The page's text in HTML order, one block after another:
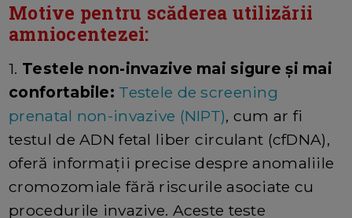
Motive pentru scăderea utilizării
amniocentezei:
1. Testele non-invazive mai sigure și mai
confortabile: Testele de screening
prenatal non-invazive (NIPT), cum ar fi
testul de ADN fetal liber circulant (cfDNA),
oferă informații precise despre anomaliile
cromozomiale fără riscurile asociate cu
procedurile invazive. Aceste teste